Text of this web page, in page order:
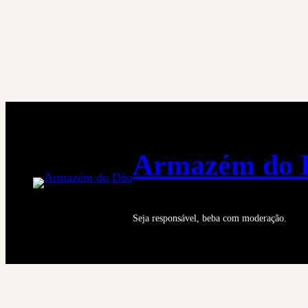
Armazém do
Seja responsável, beba com moderação.